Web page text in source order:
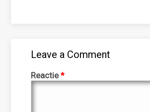
Leave a Comment
Reactie*